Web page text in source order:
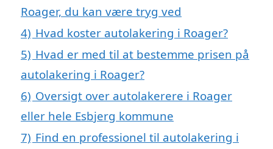
Roager, du kan være tryg ved
4) Hvad koster autolakering i Roager?
5) Hvad er med til at bestemme prisen på
autolakering i Roager?
6) Oversigt over autolakerere i Roager
eller hele Esbjerg kommune
7) Find en professionel til autolakering i